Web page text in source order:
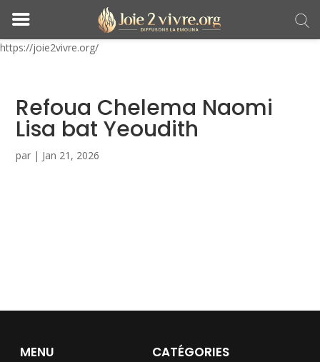
https://joie2vivre.org/
Refoua Chelema Naomi
Lisa bat Yeoudith
par | Jan 21, 2026
MENU CATÉGORIES